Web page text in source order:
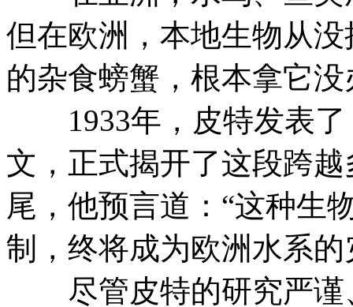
但在欧洲，本地生物从
的杂食螃蟹，根本拿它没
1933年，皮特发表了
文，正式揭开了这段跨
尾，他预言道：“这种生
制，终将成为欧洲水系的
尽管皮特的研究严谨